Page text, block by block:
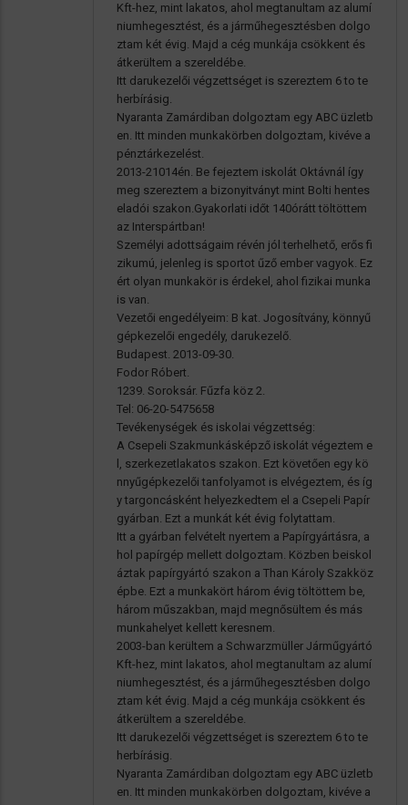
Kft-hez, mint lakatos, ahol megtanultam az alumí
niumhegesztést, és a járműhegesztésben dolgo
ztam két évig. Majd a cég munkája csökkent és
átkerültem a szereldébe.
Itt darukezelői végzettséget is szereztem 6 to te
herbírásig.
Nyaranta Zamárdiban dolgoztam egy ABC üzletb
en. Itt minden munkakörben dolgoztam, kivéve a
pénztárkezelést.
2013-21014én. Be fejeztem iskolát Oktávnál így
meg szereztem a bizonyitványt mint Bolti hentes
eladói szakon.Gyakorlati időt 140órátt töltöttem
az Interspártban!
Személyi adottságaim révén jól terhelhető, erős fi
zikumú, jelenleg is sportot űző ember vagyok. Ez
ért olyan munkakör is érdekel, ahol fizikai munka
is van.
Vezetői engedélyeim: B kat. Jogosítvány, könnyű
gépkezelői engedély, darukezelő.
Budapest. 2013-09-30.
Fodor Róbert.
1239. Soroksár. Fűzfa köz 2.
Tel: 06-20-5475658
Tevékenységek és iskolai végzettség:
A Csepeli Szakmunkásképző iskolát végeztem e
l, szerkezetlakatos szakon. Ezt követően egy kö
nnyűgépkezelői tanfolyamot is elvégeztem, és íg
y targoncásként helyezkedtem el a Csepeli Papír
gyárban. Ezt a munkát két évig folytattam.
Itt a gyárban felvételt nyertem a Papírgyártásra, a
hol papírgép mellett dolgoztam. Közben beiskol
áztak papírgyártó szakon a Than Károly Szakköz
épbe. Ezt a munkakört három évig töltöttem be,
három műszakban, majd megnősültem és más
munkahelyet kellett keresnem.
2003-ban kerültem a Schwarzmüller Járműgyártó
Kft-hez, mint lakatos, ahol megtanultam az alumí
niumhegesztést, és a járműhegesztésben dolgo
ztam két évig. Majd a cég munkája csökkent és
átkerültem a szereldébe.
Itt darukezelői végzettséget is szereztem 6 to te
herbírásig.
Nyaranta Zamárdiban dolgoztam egy ABC üzletb
en. Itt minden munkakörben dolgoztam, kivéve a